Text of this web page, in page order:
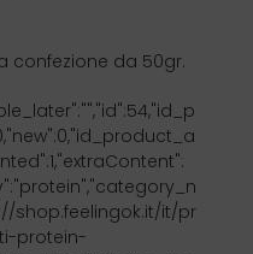
confezione da 50gr.
shop.feelingok.it/it/pr
protein-